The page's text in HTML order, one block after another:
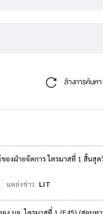
ล้างการค้นหา
องฝ่ายจัดการ ไตรมาสที่ 1 สิ้นสุ
แหล่งข่าว LIT